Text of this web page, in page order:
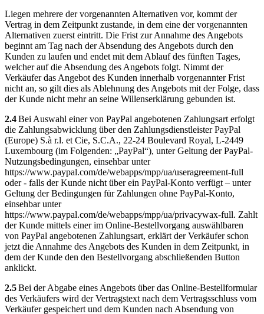
Liegen mehrere der vorgenannten Alternativen vor, kommt der
Vertrag in dem Zeitpunkt zustande, in dem eine der vorgenannten
Alternativen zuerst eintritt. Die Frist zur Annahme des Angebots
beginnt am Tag nach der Absendung des Angebots durch den
Kunden zu laufen und endet mit dem Ablauf des fünften Tages,
welcher auf die Absendung des Angebots folgt. Nimmt der
Verkäufer das Angebot des Kunden innerhalb vorgenannter Frist
nicht an, so gilt dies als Ablehnung des Angebots mit der Folge, dass
der Kunde nicht mehr an seine Willenserklärung gebunden ist.
2.4Bei Auswahl einer von PayPal angebotenen Zahlungsart erfolgt
die Zahlungsabwicklung über den Zahlungsdienstleister PayPal
(Europe) S.à r.l. et Cie, S.C.A., 22-24 Boulevard Royal, L-2449
Luxembourg (im Folgenden: „PayPal“), unter Geltung der PayPal-
Nutzungsbedingungen, einsehbar unter
https://www.paypal.com/de/webapps/mpp/ua/useragreement-full
oder - falls der Kunde nicht über ein PayPal-Konto verfügt – unter
Geltung der Bedingungen für Zahlungen ohne PayPal-Konto,
einsehbar unter
https://www.paypal.com/de/webapps/mpp/ua/privacywax-full. Zahlt
der Kunde mittels einer im Online-Bestellvorgang auswählbaren
von PayPal angebotenen Zahlungsart, erklärt der Verkäufer schon
jetzt die Annahme des Angebots des Kunden in dem Zeitpunkt, in
dem der Kunde den den Bestellvorgang abschließenden Button
anklickt.
2.5Bei der Abgabe eines Angebots über das Online-Bestellformular
des Verkäufers wird der Vertragstext nach dem Vertragsschluss vom
Verkäufer gespeichert und dem Kunden nach Absendung von